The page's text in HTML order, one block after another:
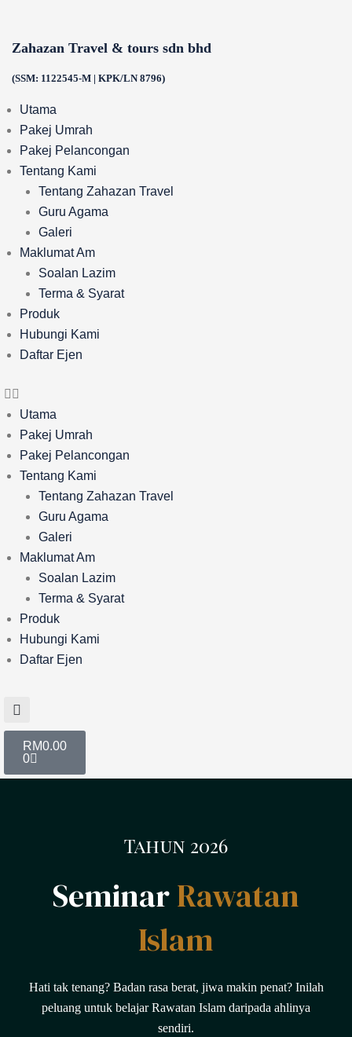
content
Zahazan Travel & tours sdn bhd
(SSM: 1122545-M | KPK/LN 8796)
Utama
Pakej Umrah
Pakej Pelancongan
Tentang Kami
Tentang Zahazan Travel
Guru Agama
Galeri
Maklumat Am
Soalan Lazim
Terma & Syarat
Produk
Hubungi Kami
Daftar Ejen
Utama
Pakej Umrah
Pakej Pelancongan
Tentang Kami
Tentang Zahazan Travel
Guru Agama
Galeri
Maklumat Am
Soalan Lazim
Terma & Syarat
Produk
Hubungi Kami
Daftar Ejen
RM0.00
0
Tahun 2026
SeminarRawatan
Islam
Hati tak tenang? Badan rasa berat, jiwa makin penat? Inilah
peluang untuk belajar Rawatan Islam daripada ahlinya
sendiri.